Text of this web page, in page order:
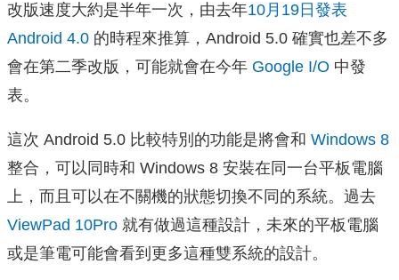
改版速度大約是半年一次，由去年10月19日發表
Android 4.0 的時程來推算，Android 5.0 確實也差不多
會在第二季改版，可能就會在今年 Google I/O 中發
表。
這次 Android 5.0 比較特別的功能是將會和 Windows 8
整合，可以同時和 Windows 8 安裝在同一台平板電腦
上，而且可以在不關機的狀態切換不同的系統。過去
ViewPad 10Pro 就有做過這種設計，未來的平板電腦
或是筆電可能會看到更多這種雙系統的設計。